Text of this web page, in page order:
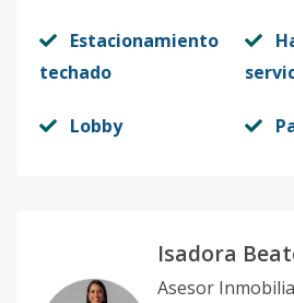
Estacionamiento
techado
Lobby
Isadora
Asesor